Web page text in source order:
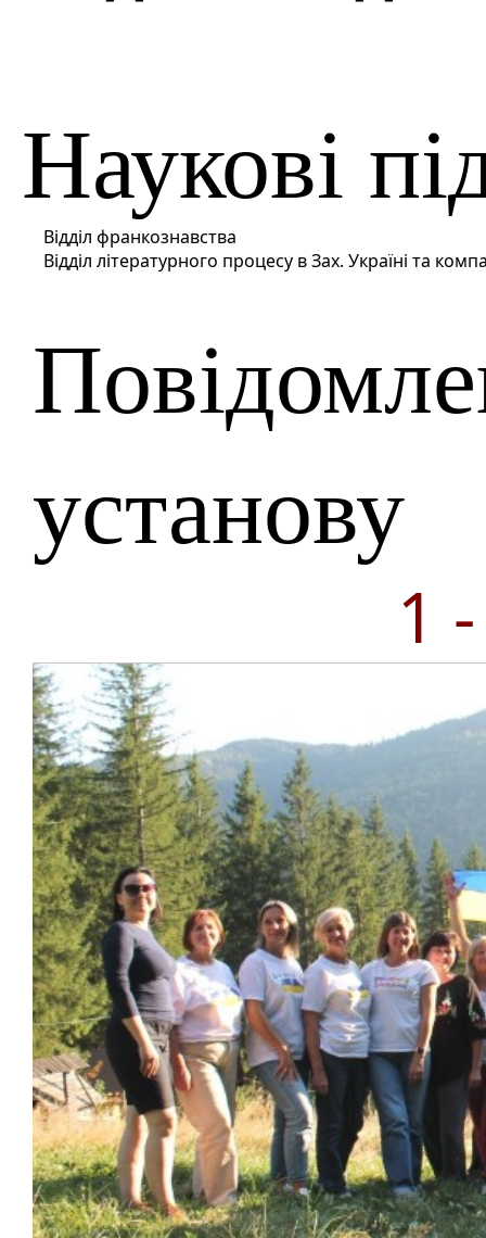
Наукові
Відділ франкознавства
Відділ літературного процесу в Зах. Україні та
установу
1